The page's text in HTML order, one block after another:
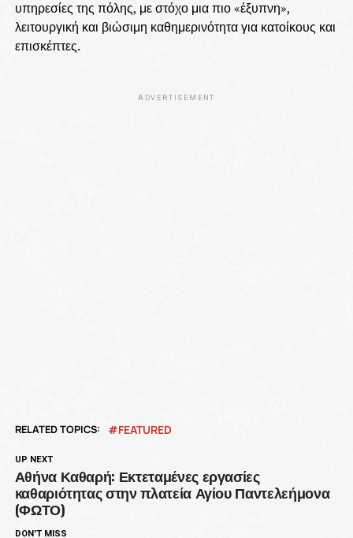
υπηρεσίες της πόλης, με στόχο μια πιο «έξυπνη»,
λειτουργική και βιώσιμη καθημερινότητα για κατοίκους και
επισκέπτες.
ADVERTISEMENT
RELATED TOPICS: FEATURED
UP NEXT
Αθήνα Καθαρή: Εκτεταμένες εργασίες
καθαριότητας στην πλατεία Αγίου Παντελεήμονα
(ΦΩΤΟ)
DON'T MISS